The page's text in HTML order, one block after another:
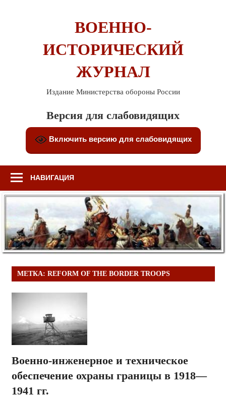
ВОЕННО-
ИСТОРИЧЕСКИЙ
ЖУРНАЛ
Издание Министерства обороны России
Версия для слабовидящих
Включить версию для слабовидящих
НАВИГАЦИЯ
МЕТКА: REFORM OF THE BORDER TROOPS
Военно-инженерное и техническое
обеспечение охраны границы в 1918—
1941 гг.